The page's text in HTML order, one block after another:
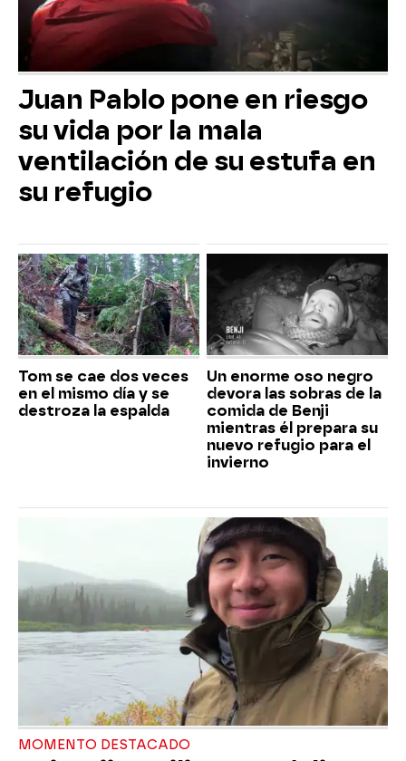
Juan Pablo pone en riesgo
su vida por la mala
ventilación de su estufa en
su refugio
Tom se cae dos veces
en el mismo día y se
destroza la espalda
Un enorme oso negro
devora las sobras de la
comida de Benji
mientras él prepara su
nuevo refugio para el
invierno
MOMENTO DESTACADO